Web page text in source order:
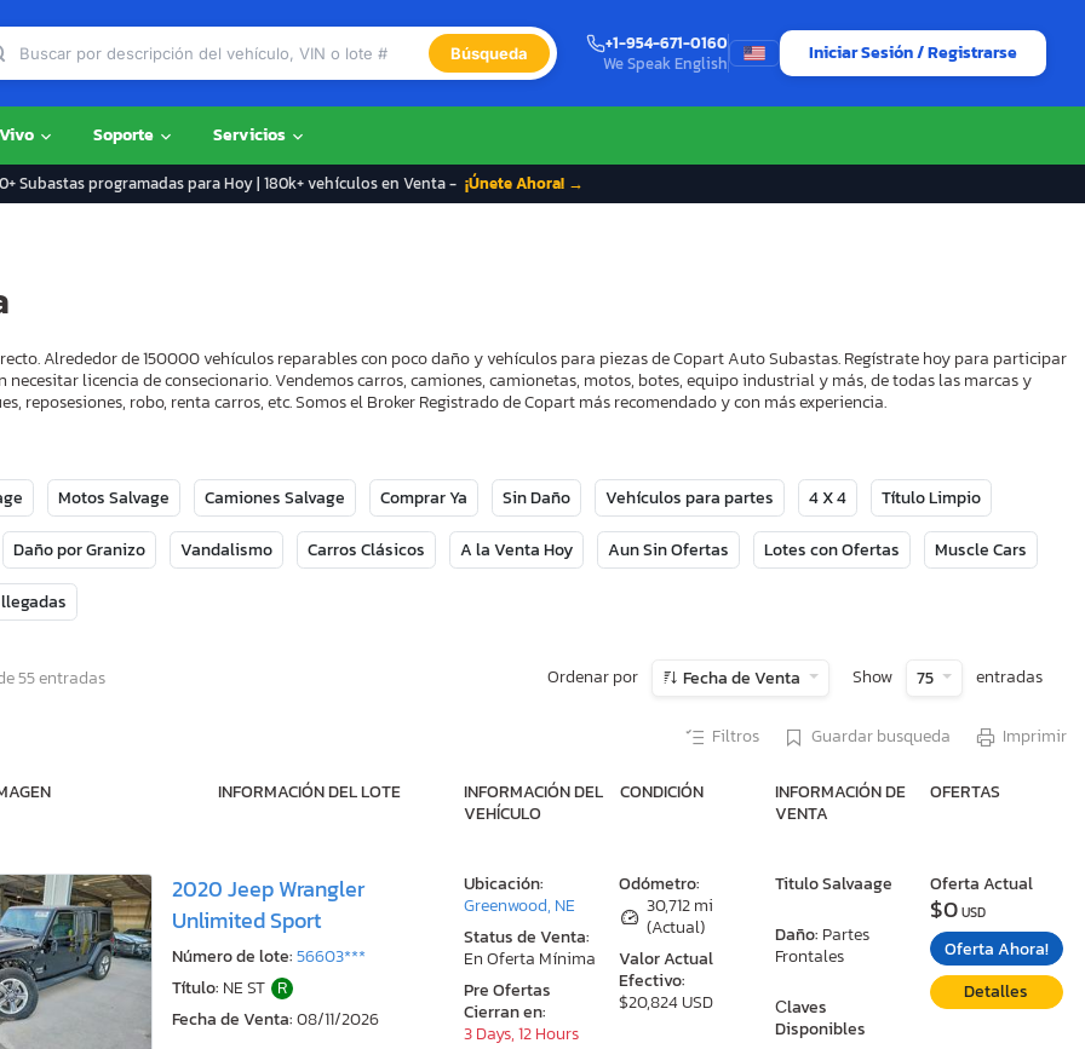
Búsqueda
+1-954-671-0160
We Speak English
Iniciar Sesión / Registrarse
Soporte Servicios
Subastas programadas para Hoy | 180k+ vehículos en Venta - ¡Únete Ahora! →
Alrededor de 150000 vehículos reparables con poco daño y vehículos para piezas de Copart Auto Subastas. Regístrate hoy para participar
licencia de consecionario. Vendemos carros, camiones, camionetas, motos, botes, equipo industrial y más, de todas las marcas y
reposesiones, robo, renta carros, etc. Somos el Broker Registrado de Copart más recomendado y con más experiencia.
Motos Salvage Camiones Salvage Comprar Ya Sin Daño Vehículos para partes 4 X 4 Título Limpio
Daño por Granizo Vandalismo Carros Clásicos A la Venta Hoy Aun Sin Ofertas Lotes con Ofertas Muscle Cars
55 entradas Ordenar por Fecha de Venta Show 75 entradas
Filtros Guardar busqueda Imprimir
INFORMACIÓN DEL LOTE
INFORMACIÓN DEL
VEHÍCULO
CONDICIÓN
INFORMACIÓN DE
VENTA
OFERTAS
2020 Jeep Wrangler
Unlimited Sport
Número de lote:56603***
Título: NE ST R
Fecha de Venta:08/11/2026
Odómetro:
30,712 mi
(Actual)
Valor Actual
Efectivo:
$20,824 USD
Titulo Salvaage
Daño: Partes
Frontales
Сlaves
Disponibles
Ubicación:
Greenwood, NE
Status de Venta:
En Oferta Mínima
Pre Ofertas
Cierran en:
3 Days, 12 Hours
Oferta Actual
$0USD
Oferta Ahora!
Detalles